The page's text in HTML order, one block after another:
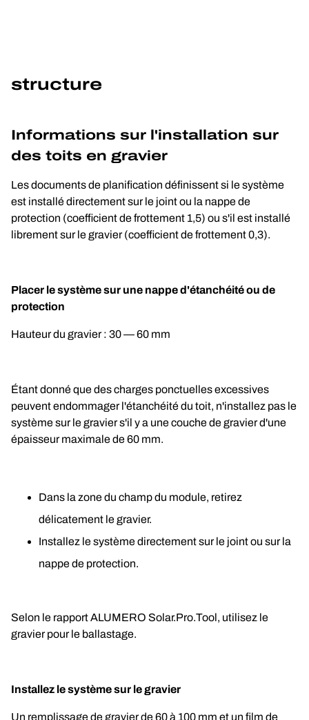
structure
Informations sur l'installation sur
des toits en gravier
Les documents de planification définissent si le système
est installé directement sur le joint ou la nappe de
protection (coefficient de frottement 1,5) ou s'il est installé
librement sur le gravier (coefficient de frottement 0,3).
Placer le système sur une nappe d'étanchéité ou de
protection
Hauteur du gravier : 30 — 60 mm
Étant donné que des charges ponctuelles excessives
peuvent endommager l'étanchéité du toit, n'installez pas le
système sur le gravier s'il y a une couche de gravier d'une
épaisseur maximale de 60 mm.
Dans la zone du champ du module, retirez
délicatement le gravier.
Installez le système directement sur le joint ou sur la
nappe de protection.
Selon le rapport ALUMERO Solar.Pro.Tool, utilisez le
gravier pour le ballastage.
Installez le système sur le gravier
Un remplissage de gravier de 60 à 100 mm et un film de